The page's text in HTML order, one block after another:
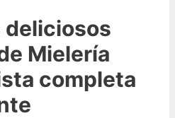
deliciosos
Mielería
completa